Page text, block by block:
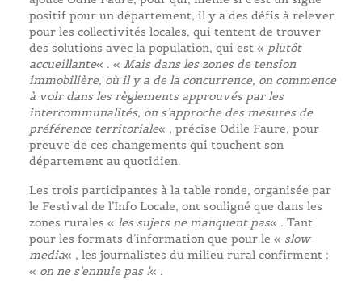
positif pour un département, il y a des défis à relever
pour les collectivités locales, qui tentent de trouver
des solutions avec la population, qui est « plutôt
accueillante« . « Mais dans les zones de tension
immobilière, où il y a de la concurrence, on commence
à voir dans les règlements approuvés par les
intercommunalités, on s’approche des mesures de
préférence territoriale« , précise Odile Faure, pour
preuve de ces changements qui touchent son
département au quotidien.
Les trois participantes à la table ronde, organisée par
le Festival de l’Info Locale, ont souligné que dans les
zones rurales « les sujets ne manquent pas« . Tant
pour les formats d’information que pour le « slow
media« , les journalistes du milieu rural confirment :
« on ne s’ennuie pas !« .